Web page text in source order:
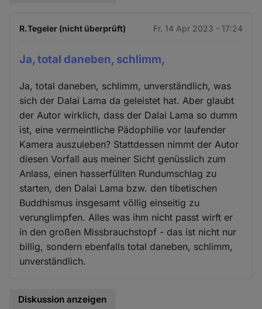
R.Tegeler (nicht überprüft) Fr. 14 Apr 2023 - 17:24
Ja, total daneben, schlimm,
Ja, total daneben, schlimm, unverständlich, was
sich der Dalai Lama da geleistet hat. Aber glaubt
der Autor wirklich, dass der Dalai Lama so dumm
ist, eine vermeintliche Pädophilie vor laufender
Kamera auszuleben? Stattdessen nimmt der Autor
diesen Vorfall aus meiner Sicht genüsslich zum
Anlass, einen hasserfüllten Rundumschlag zu
starten, den Dalai Lama bzw. den tibetischen
Buddhismus insgesamt völlig einseitig zu
verunglimpfen. Alles was ihm nicht passt wirft er
in den großen Missbrauchstopf - das ist nicht nur
billig, sondern ebenfalls total daneben, schlimm,
unverständlich.
Diskussion anzeigen